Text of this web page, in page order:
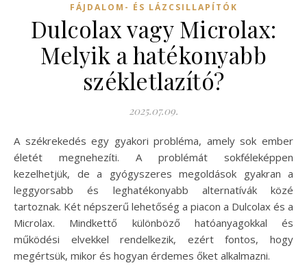
FÁJDALOM- ÉS LÁZCSILLAPÍTÓK
Dulcolax vagy Microlax:
Melyik a hatékonyabb
székletlazító?
2025.07.09.
A székrekedés egy gyakori probléma, amely sok ember
életét megnehezíti. A problémát sokféleképpen
kezelhetjük, de a gyógyszeres megoldások gyakran a
leggyorsabb és leghatékonyabb alternatívák közé
tartoznak. Két népszerű lehetőség a piacon a Dulcolax és a
Microlax. Mindkettő különböző hatóanyagokkal és
működési elvekkel rendelkezik, ezért fontos, hogy
megértsük, mikor és hogyan érdemes őket alkalmazni.